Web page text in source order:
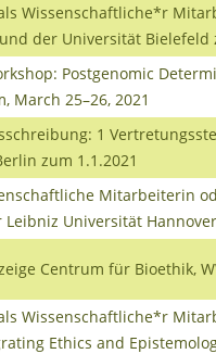
Wissenschaftliche*r
der Universität Bielefeld
Postgenomic
March 25–26, 2021
1
zum 1.1.2021
Mitarbeiterin
Leibniz Universität
Centrum für Bioethik,
Wissenschaftliche*r
Ethics and